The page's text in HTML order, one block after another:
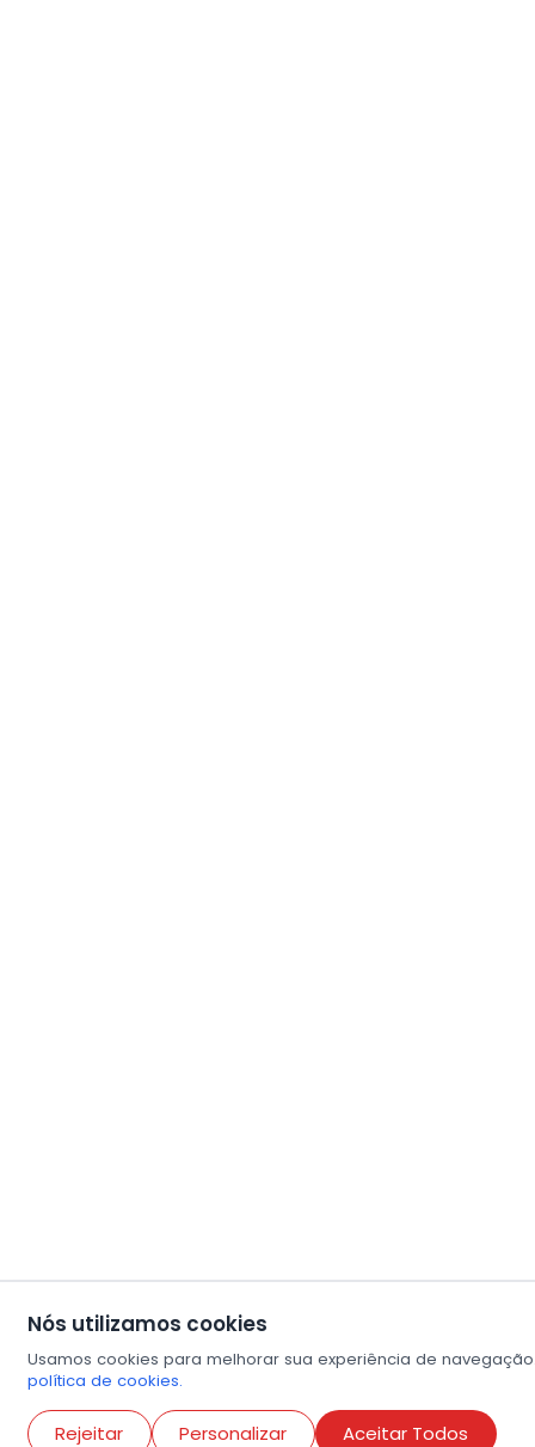
Nós utilizamos cookies
Usamos cookies para melhorar sua experiência de
política de cookies.
Rejeitar Personalizar Aceitar Todos